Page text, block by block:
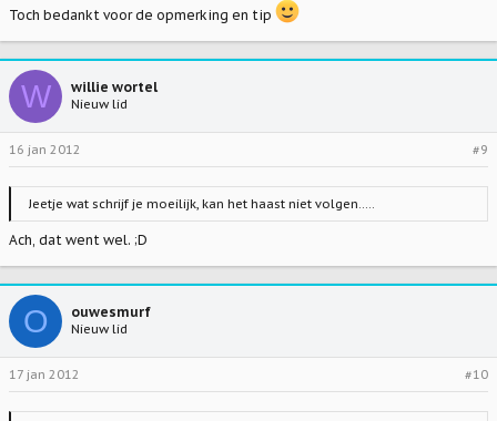
Toch bedankt voor de opmerking en tip
W willie wortel
Nieuw lid
16 jan 2012 #9
Jeetje wat schrijf je moeilijk, kan het haast niet volgen.....
Ach, dat went wel. ;D
O ouwesmurf
Nieuw lid
17 jan 2012 #10